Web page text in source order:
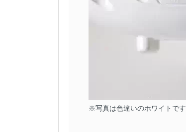
※写真は色違いのホワイトです